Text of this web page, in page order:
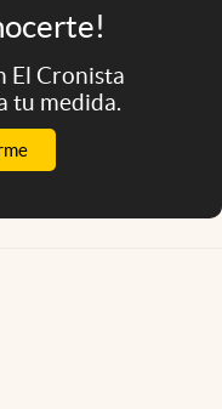
El Cronista
tu medida.